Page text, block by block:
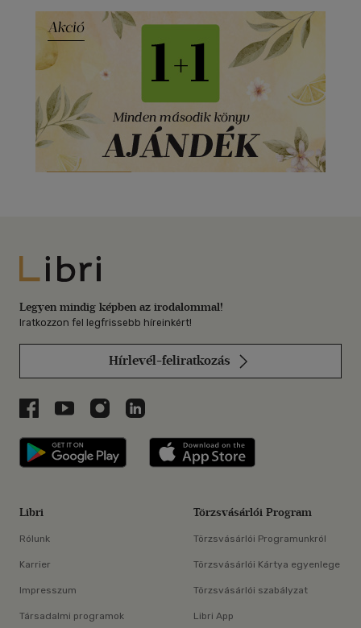
Libri
Legyen mindig képben az irodalommal!
Iratkozzon fel legfrissebb híreinkért!
Hírlevél-feliratkozás
Libri a Facebookon
Libri a Youtube-on
Libri az Instagramon
Libri a LinkedInen
Libri applikáció Szerezd meg: Google
Libri
Rólunk
Karrier
Impresszum
Társadalmi programok
Törzsvásárlói Program
Törzsvásárlói Programunkról
Törzsvásárlói Kártya egyenlege
Törzsvásárlói szabályzat
Libri App